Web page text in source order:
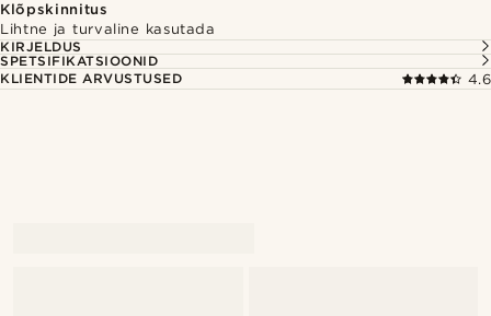
Klõpskinnitus
Lihtne ja turvaline kasutada
KIRJELDUS
SPETSIFIKATSIOONID
KLIENTIDE ARVUSTUSED
4.6